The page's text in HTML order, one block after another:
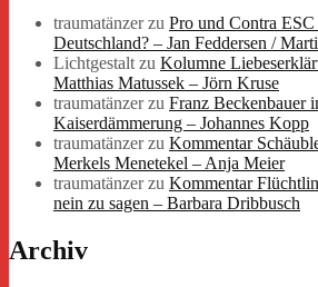
traumatänzerzu Pro und Contra
Deutschland? – Jan Feddersen /
Lichtgestaltzu Kolumne
Matthias Matussek – Jörn Kruse
traumatänzerzu Franz Beckenbauer
Kaiserdämmerung – Johannes Kopp
traumatänzerzu Kommentar
Merkels Menetekel – Anja Meier
traumatänzerzu Kommentar
nein zu sagen – Barbara Dribbusch
Archiv